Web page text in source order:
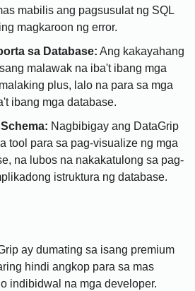
mabilis ang pagsusulat ng SQL
magkaroon ng error.
sa Database: Ang kakayahang
malawak na iba't ibang mga
plus, lalo na para sa mga
ibang mga database.
Nagbibigay ang DataGrip
tool para sa pag-visualize ng mga
na lubos na nakakatulong sa pag-
istruktura ng database.
ay dumating sa isang premium
hindi angkop para sa mas
indibidwal na mga developer.